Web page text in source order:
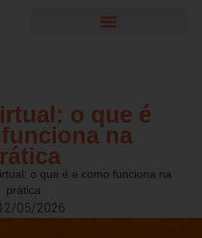
o que é
na
o que é e como funciona na
prática
05/2026